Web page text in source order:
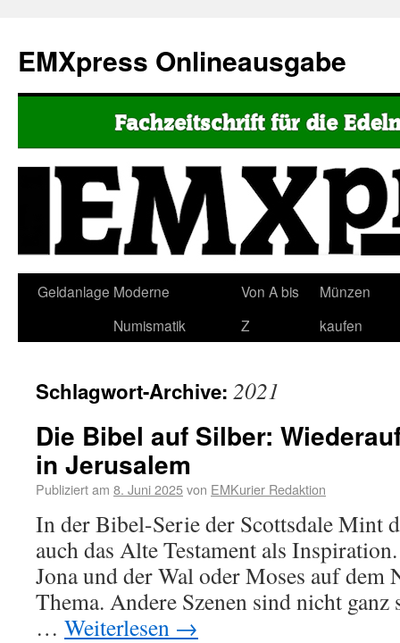
EMXpress Onlineausgabe
Geldanlage Moderne
Numismatik
Von A bis
Z
Münzen
kaufen
Schlagwort-Archive: 2021
Die Bibel auf Silber:
in Jerusalem
Publiziert am 8. Juni 2025von EMKurier Redaktion
In der Bibel-Serie der Scottsdale Mint
auch das Alte Testament als
Jona und der Wal oder Moses auf dem
Thema. Andere Szenen sind nicht ganz
… Weiterlesen →